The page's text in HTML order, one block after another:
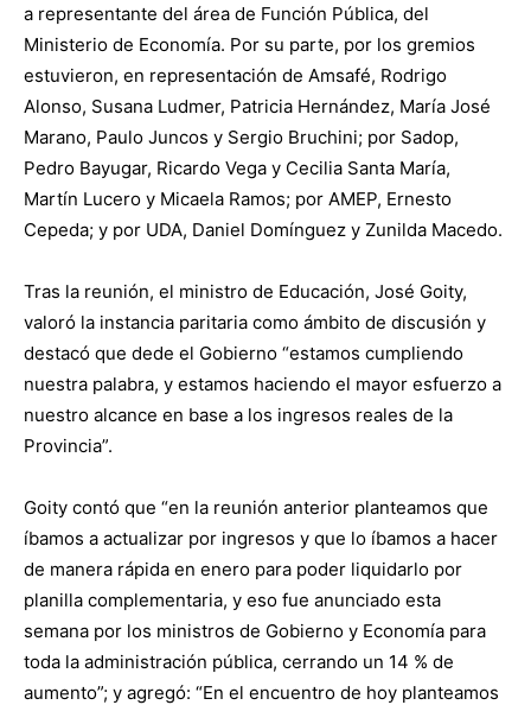
a representante del área de Función Pública, del
Ministerio de Economía. Por su parte, por los gremios
estuvieron, en representación de Amsafé, Rodrigo
Alonso, Susana Ludmer, Patricia Hernández, María José
Marano, Paulo Juncos y Sergio Bruchini; por Sadop,
Pedro Bayugar, Ricardo Vega y Cecilia Santa María,
Martín Lucero y Micaela Ramos; por AMEP, Ernesto
Cepeda; y por UDA, Daniel Domínguez y Zunilda Macedo.
Tras la reunión, el ministro de Educación, José Goity,
valoró la instancia paritaria como ámbito de discusión y
destacó que dede el Gobierno “estamos cumpliendo
nuestra palabra, y estamos haciendo el mayor esfuerzo a
nuestro alcance en base a los ingresos reales de la
Provincia”.
Goity contó que “en la reunión anterior planteamos que
íbamos a actualizar por ingresos y que lo íbamos a hacer
de manera rápida en enero para poder liquidarlo por
planilla complementaria, y eso fue anunciado esta
semana por los ministros de Gobierno y Economía para
toda la administración pública, cerrando un 14 % de
aumento”; y agregó: “En el encuentro de hoy planteamos